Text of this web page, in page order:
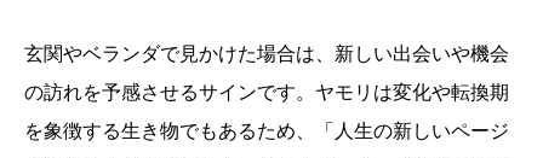
玄関やベランダで見かけた場合は、新しい出会いや機会
の訪れを予感させるサインです。ヤモリは変化や転換期
を象徴する生き物でもあるため、「人生の新しいページ